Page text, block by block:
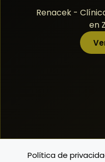
Renacek -
en
Política de